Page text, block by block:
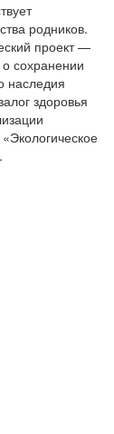
родников.
проект —
сохранении
наследия
здоровья